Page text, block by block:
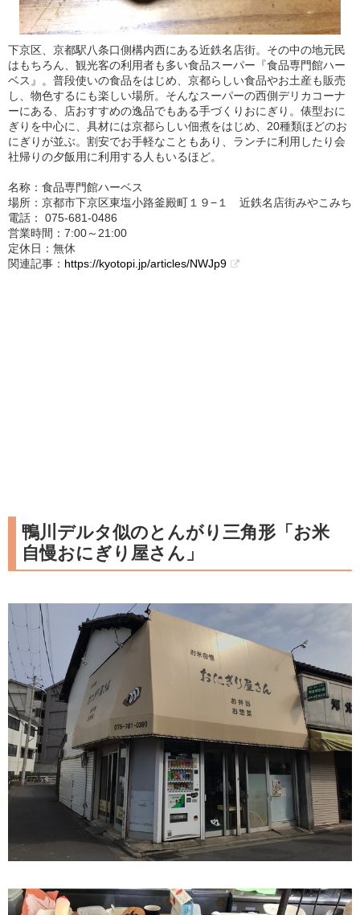
下京区、京都駅八条口側構内西にある近鉄名店街。その中の地元民
はもちろん、観光客の利用者も多い食品スーパー『食品専門館ハー
ベス』。普段使いの食品をはじめ、京都らしい食品やお土産も販売
し、物色するにも楽しい場所。そんなスーパーの西側デリカコーナ
ーにある、店おすすめの逸品でもある手づくりおにぎり。俵型おに
ぎりを中心に、具材には京都らしい佃煮をはじめ、20種類ほどのお
にぎりが並ぶ。割安でお手軽なこともあり、ランチに利用したり会
社帰りの夕飯用に利用する人もいるほど。
名称：食品専門館ハーベス
場所：京都市下京区東塩小路釜殿町１９−１ 近鉄名店街みやこみち
電話： 075-681-0486
営業時間：7:00～21:00
定休日：無休
関連記事： https://kyotopi.jp/articles/NWJp9
鴨川デルタ似のとんがり三角形「お米
自慢おにぎり屋さん」